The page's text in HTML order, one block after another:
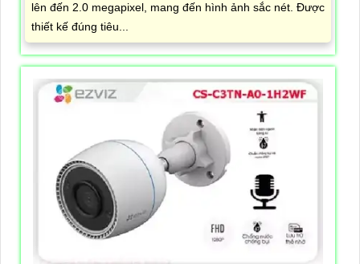
lên đến 2.0 megapixel, mang đến hình ảnh sắc nét. Được
thiết kế đúng tiêu...